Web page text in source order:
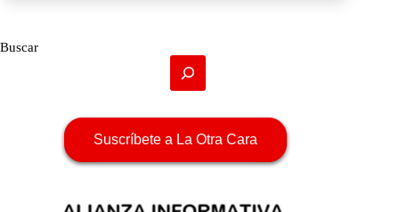
Buscar
Suscríbete a La Otra Cara